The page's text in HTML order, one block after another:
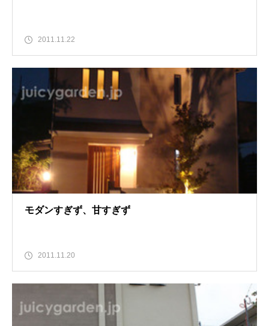
2011.11.22
モダンすぎず、甘すぎず
2011.11.20